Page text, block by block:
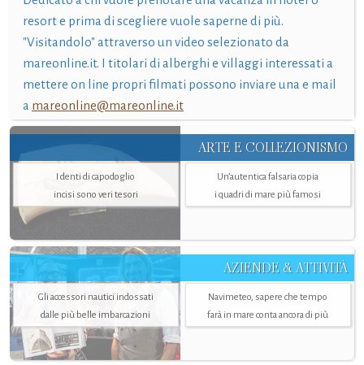
resort e prima di scegliere vuole saperne di più.
"Visitandolo" attraverso un video selezionato da
mareonline.it. I titolari di alberghi e villaggi interessati a
mettere on line propri filmati possono inviare una e mail
a mareonline@mareonline.it
ARTE E COLLEZIONISMO
I denti di capodoglio
incisi sono veri tesori
Un’autentica falsaria copia
i quadri di mare più famosi
AZIENDE & ATTIVITÀ
Gli accessori nautici indossati
dalle più belle imbarcazioni
Navimeteo, sapere che tempo
farà in mare conta ancora di più